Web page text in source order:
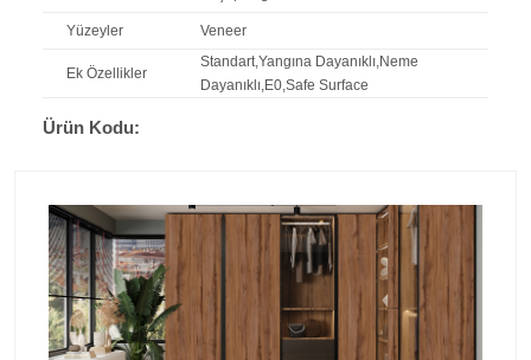
Yüzeyler Veneer
Ek Özellikler
Standart,Yangına Dayanıklı,Neme
Dayanıklı,E0,Safe Surface
Ürün Kodu: